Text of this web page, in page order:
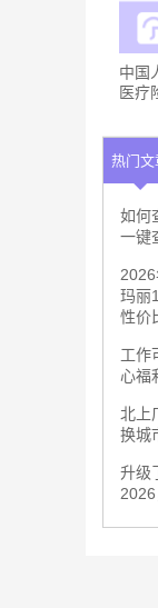
中国
医疗
热门文
如何
一键
玛丽
性价
工作
心福
北上
换城
升级